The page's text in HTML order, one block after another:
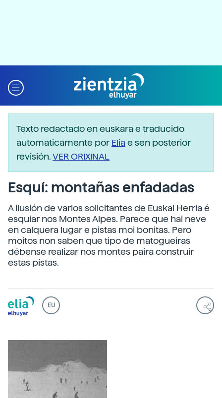
Texto redactado en euskara e traducido
automaticamente porEliae sen posterior
revisión.VER ORIXINAL
Esquí: montañas enfadadas
A ilusión de varios solicitantes de Euskal Herria é
esquiar nos Montes Alpes. Parece que hai neve
en calquera lugar e pistas moi bonitas. Pero
moitos non saben que tipo de matogueiras
débense realizar nos montes paira construír
estas pistas.
EU